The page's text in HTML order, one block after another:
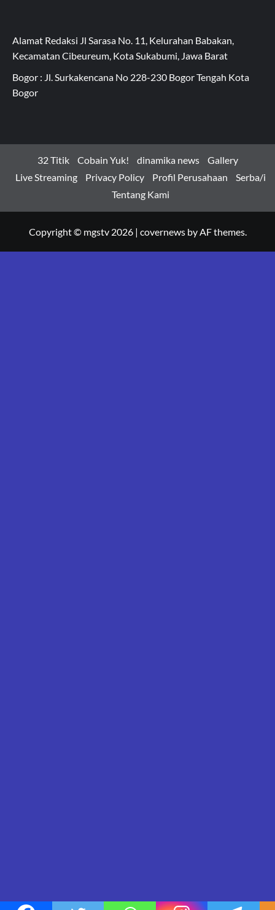
Alamat Redaksi Jl Sarasa No. 11, Kelurahan Babakan,
Kecamatan Cibeureum, Kota Sukabumi, Jawa Barat
Bogor : Jl. Surkakencana No 228-230 Bogor Tengah Kota
Bogor
32 Titik Cobain Yuk! dinamika news
Gallery
Live Streaming
Privacy Policy Profil Perusahaan
Serba/i
Tentang Kami
Copyright © mgstv 2026 | covernewsby AF themes.